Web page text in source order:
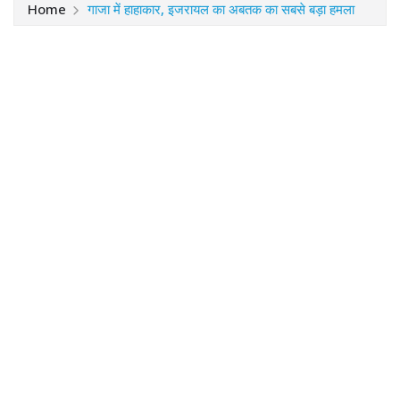
Home गाजा में हाहाकार, इजरायल का अबतक का सबसे बड़ा हमला